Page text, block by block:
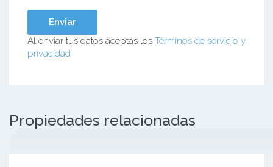
Al enviar tus datos aceptas los Términos de servicio y
privacidad
Propiedades relacionadas